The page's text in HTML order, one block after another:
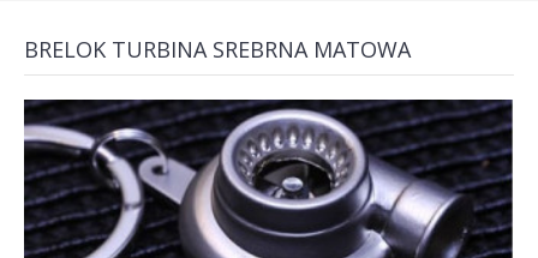
BRELOK TURBINA SREBRNA MATOWA